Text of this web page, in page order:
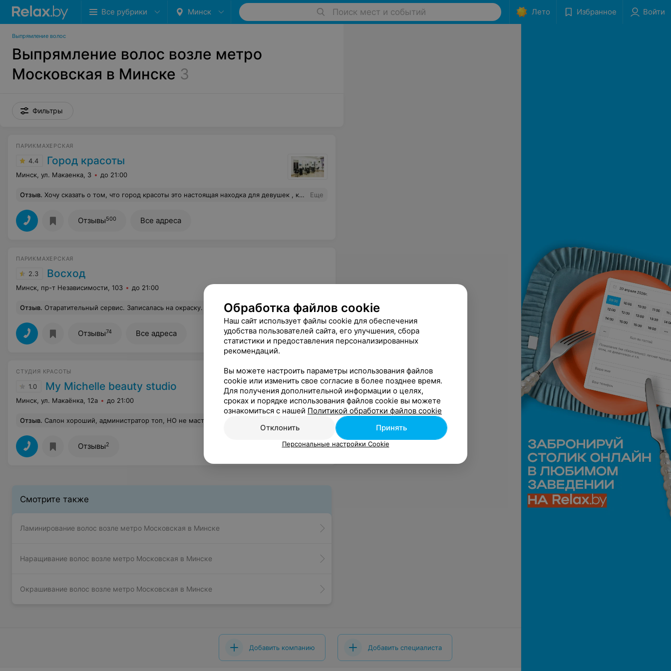
Все рубрики Минск Поиск мест и событий Лето Избранное Войти
Выпрямление волос
Выпрямление волос возле метро
Московская в Минске 3
Фильтры
ПАРИКМАХЕРСКАЯ
4.4 Город красоты
Минск, ул. Макаенка, 3 до 21:00
Отзыв. Хочу сказать о том, что город красоты это настоящая находка для девушек , которые любят ухаживать за своими волосами. Я это делаю регулярно и сегодня как обычно была на Макаёнка 3 у мастера Елены. Второй раз уже делаю кератиновое выпрямление волос , мне нравится что цена отличается от салонов в лучшую сторону , а составы у них очень хорошие ! И за приятную цену , ещё часто хожу к Елене на «термокератин». Спасибо ей огромное за мои глянцевые и красивые волосы . А администратором отдельное спасибо за то , что всегда могут подобрать удобное для меня время. Еще
Отзывы500 Все адреса
ПАРИКМАХЕРСКАЯ
2.3 Восход
Минск, пр-т Независимости, 103 до 21:00
Отзыв. Отаратительный сервис. Записалась на окраску. Пришла, оказалось, краски нужного оттенка нет! Неоднократно сталкиваюсь с таким в частных парикмахерских, но там мастера умеют смешивать тона и получать нужный результат. Здесь же мне предложили отправиться на рынок и купить краску! Если у вас такой скудный ассортимент, не предлагаете эту услугу, или сразу просите прийти со своей краской. Салон застыл в СССР. Свинское отношения к клиентам. Больше туда не пойду и никому не рекомендую. Еще
Отзывы74 Все адреса
СТУДИЯ КРАСОТЫ
1.0 My Michelle beauty studio
Минск, ул. Макаёнка, 12а до 21:00
Отзыв. Салон хороший, администратор топ, НО не мастер к которому я попала. Я записалась на маникюр без покрытия и педикюр тоже без покрытия. Поездка в салон у меня была на самокате, поэтому опоздала на минут 5-6 пока его ставила в разрешенное место, написала об этом админу. В общем пришла, села, мастер начала делать и практически каждый палец она ранила, при этом еще переспрашивая «больно?» в общем от педикюра я отказалась, ушла с почти полностью раненными пальцами, все болело, написала в директ салону про мастера и ситуацию, они ничего не ответили, мастер в мессенджере написала «причину моих раненных рук» - ее настроение, она боялась не успеть сделать маникюр следующему клиенту, узнала, что я опаздываю, разозлилась и вот результат. Мастер Юлия
Отзывы2
Смотрите также
Ламинирование волос возле метро Московская в Минске
Наращивание волос возле метро Московская в Минске
Окрашивание волос возле метро Московская в Минске
Добавить компанию Добавить специалиста
Обработка файлов cookie
Наш сайт использует файлы cookie для обеспечения
удобства пользователей сайта, его улучшения, сбора
статистики и предоставления персонализированных
рекомендаций.
Вы можете настроить параметры использования файлов
cookie или изменить свое согласие в более позднее время.
Для получения дополнительной информации о целях,
сроках и порядке использования файлов cookie вы можете
ознакомиться с нашей Политикой обработки файлов cookie
Отклонить
Принять
Персональные настройки Cookie